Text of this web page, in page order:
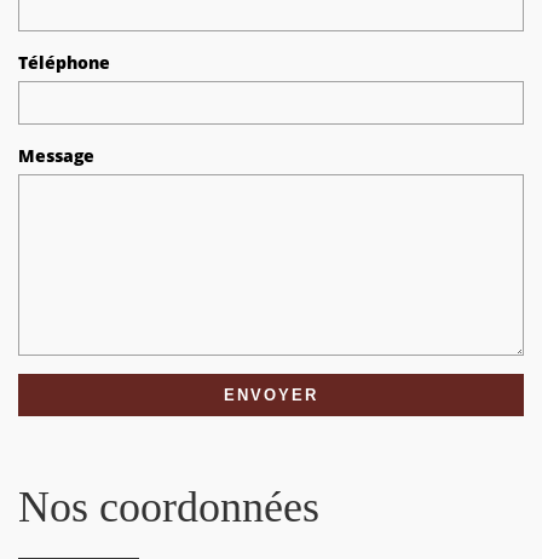
Téléphone
Message
Nos coordonnées